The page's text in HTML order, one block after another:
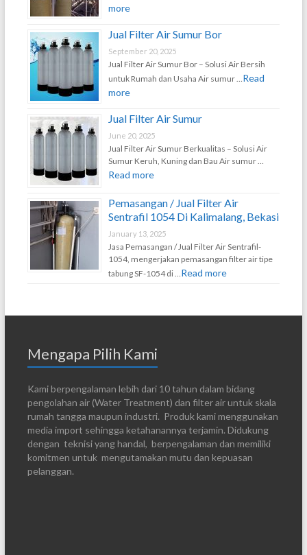
more
Jual Filter Air Sumur Bor
September 20, 2025
Jual Filter Air Sumur Bor – Solusi Air Bersih
untuk Rumah dan Usaha Air sumur … Read
more
Jual Filter Air Sumur
June 20, 2025
Jual Filter Air Sumur Berkualitas – Solusi Air
Sumur Keruh, Kuning dan Bau Air sumur …
Read more
Pemasangan / Jual Filter Air
Sentrafil 1054 Di Kalimalang, Bekasi
January 13, 2025
Jasa Pemasangan / Jual Filter Air Sentrafil-
1054, mengerjakan pemasangan filter air tipe
tabung SF-1054 di … Read more
Mengapa Pilih Kami
Kami berpengalaman lebih dari 10 tahun dalam bidang
pengolahan air (Water Treatment) dan filter air untuk skala
rumah tangga maupun industri. Produk kami menggunakan
media import sehingga ketahanannya terjamin. Didukung
dengan teknisi yang handal, berpengalaman dan memiliki
komitmen untuk mengutamakan mutu dan kepuasan
pelanggan.